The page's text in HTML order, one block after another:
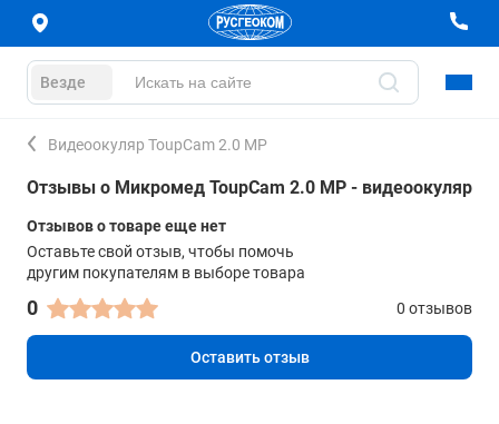
Везде
Видеоокуляр ToupCam 2.0 MP
Отзывы о Микромед ToupCam 2.0 MP - видеоокуляр
Отзывов о товаре еще нет
Оставьте свой отзыв, чтобы помочь
другим покупателям в выборе товара
0 0 отзывов
Оставить отзыв